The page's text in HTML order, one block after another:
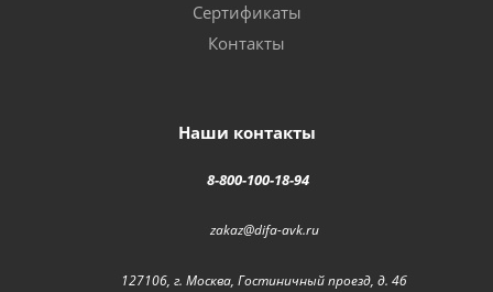
Сертификаты
Контакты
Наши контакты
8-800-100-18-94
zakaz@difa-avk.ru
127106, г. Москва, Гостиничный проезд, д. 4б